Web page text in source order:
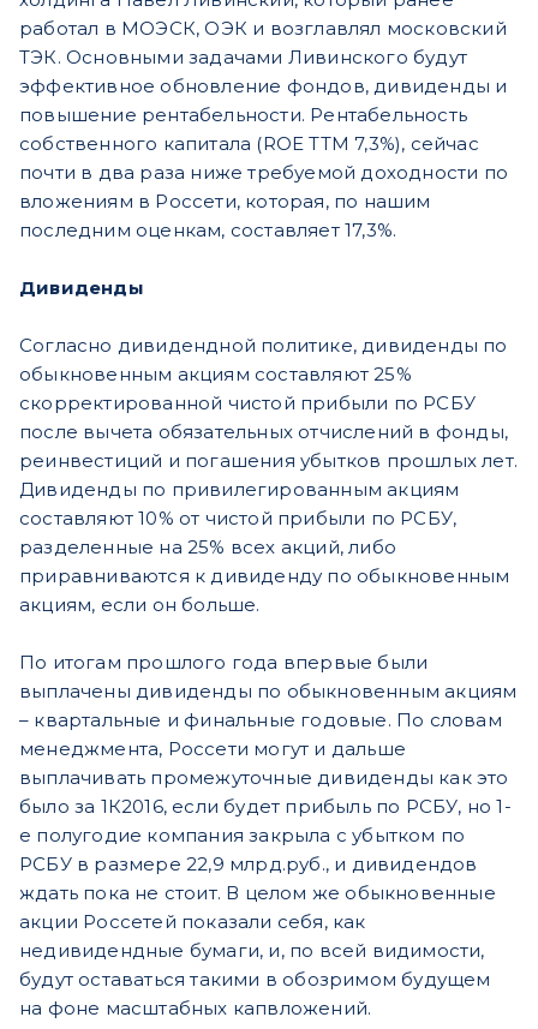
работал в МОЭСК, ОЭК и возглавлял московский
ТЭК. Основными задачами Ливинского будут
эффективное обновление фондов, дивиденды и
повышение рентабельности. Рентабельность
собственного капитала (ROE TTM 7,3%), сейчас
почти в два раза ниже требуемой доходности по
вложениям в Россети, которая, по нашим
последним оценкам, составляет 17,3%.
Дивиденды
Согласно дивидендной политике, дивиденды по
обыкновенным акциям составляют 25%
скорректированной чистой прибыли по РСБУ
после вычета обязательных отчислений в фонды,
реинвестиций и погашения убытков прошлых лет.
Дивиденды по привилегированным акциям
составляют 10% от чистой прибыли по РСБУ,
разделенные на 25% всех акций, либо
приравниваются к дивиденду по обыкновенным
акциям, если он больше.
По итогам прошлого года впервые были
выплачены дивиденды по обыкновенным акциям
– квартальные и финальные годовые. По словам
менеджмента, Россети могут и дальше
выплачивать промежуточные дивиденды как это
было за 1К2016, если будет прибыль по РСБУ, но 1-
е полугодие компания закрыла с убытком по
РСБУ в размере 22,9 млрд.руб., и дивидендов
ждать пока не стоит. В целом же обыкновенные
акции Россетей показали себя, как
недивидендные бумаги, и, по всей видимости,
будут оставаться такими в обозримом будущем
на фоне масштабных капвложений.